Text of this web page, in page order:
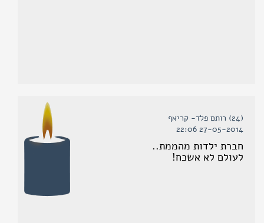
(24) רותם פלד- קריאף
27-05-2014 22:06
חברת ילדות מהממת..
לעולם לא אשכח!